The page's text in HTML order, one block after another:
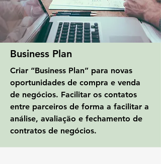
Business Plan
Criar “Business Plan” para novas
oportunidades de compra e venda
de negócios. Facilitar os contatos
entre parceiros de forma a facilitar a
análise, avaliação e fechamento de
contratos de negócios.